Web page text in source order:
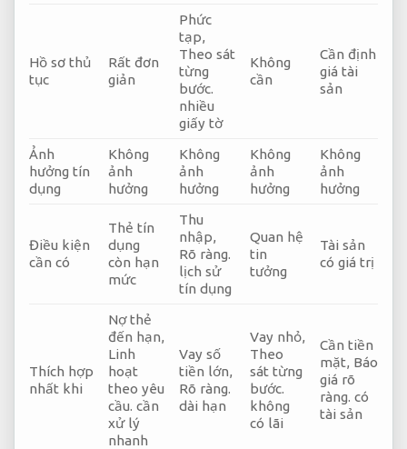
Hồ sơ thủ
tục
Rất đơn
giản
Phức
tạp,
Theo sát
từng
bước.
nhiều
giấy tờ
Không
cần
Cần định
giá tài
sản
Ảnh
hưởng tín
dụng
Không
ảnh
hưởng
Không
ảnh
hưởng
Không
ảnh
hưởng
Không
ảnh
hưởng
Điều kiện
cần có
Thẻ tín
dụng
còn hạn
mức
Thu
nhập,
Rõ ràng.
lịch sử
tín dụng
Quan hệ
tin
tưởng
Tài sản
có giá trị
Thích hợp
nhất khi
Nợ thẻ
đến hạn,
Linh
hoạt
theo yêu
cầu. cần
xử lý
nhanh
Vay số
tiền lớn,
Rõ ràng.
dài hạn
Vay nhỏ,
Theo
sát từng
bước.
không
có lãi
Cần tiền
mặt, Báo
giá rõ
ràng. có
tài sản